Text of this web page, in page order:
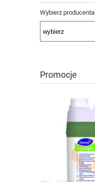
Wybierz producenta
Promocje